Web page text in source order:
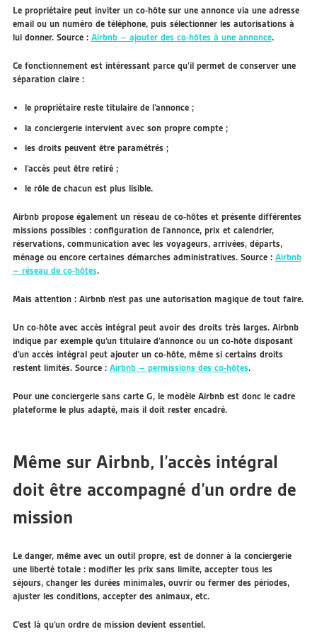
Le propriétaire peut inviter un co-hôte sur une annonce via une adresse
email ou un numéro de téléphone, puis sélectionner les autorisations à
lui donner. Source : Airbnb – ajouter des co-hôtes à une annonce.
Ce fonctionnement est intéressant parce qu’il permet de conserver une
séparation claire :
le propriétaire reste titulaire de l’annonce ;
la conciergerie intervient avec son propre compte ;
les droits peuvent être paramétrés ;
l’accès peut être retiré ;
le rôle de chacun est plus lisible.
Airbnb propose également un réseau de co-hôtes et présente différentes
missions possibles : configuration de l’annonce, prix et calendrier,
réservations, communication avec les voyageurs, arrivées, départs,
ménage ou encore certaines démarches administratives. Source : Airbnb
– réseau de co-hôtes.
Mais attention : Airbnb n’est pas une autorisation magique de tout faire.
Un co-hôte avec accès intégral peut avoir des droits très larges. Airbnb
indique par exemple qu’un titulaire d’annonce ou un co-hôte disposant
d’un accès intégral peut ajouter un co-hôte, même si certains droits
restent limités. Source : Airbnb – permissions des co-hôtes.
Pour une conciergerie sans carte G, le modèle Airbnb est donc le cadre
plateforme le plus adapté, mais il doit rester encadré.
Même sur Airbnb, l’accès intégral
doit être accompagné d’un ordre de
mission
Le danger, même avec un outil propre, est de donner à la conciergerie
une liberté totale : modifier les prix sans limite, accepter tous les
séjours, changer les durées minimales, ouvrir ou fermer des périodes,
ajuster les conditions, accepter des animaux, etc.
C’est là qu’un ordre de missiondevient essentiel.